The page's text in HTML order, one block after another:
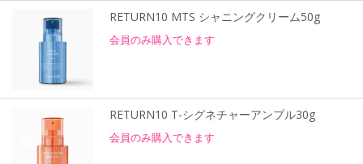
RETURN10 MTS シャニングクリーム50g
会員のみ購入できます
RETURN10 T-シグネチャーアンプル30g
会員のみ購入できます